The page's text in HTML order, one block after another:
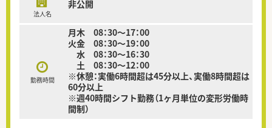
法人名
非公開
勤務時間
月木 08：30～17：00
火金 08：30～19：00
水 08：30～16：30
土 08：30～12：00
※休憩：実働6時間超は45分以上、実働8時間超は
60分以上
※週40時間シフト勤務（1ヶ月単位の変形労働時
間制）